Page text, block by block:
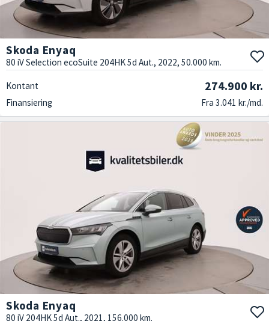
Skoda Enyaq
80 iV Selection ecoSuite 204HK 5d Aut., 2022, 50.000 km.
Kontant 274.900 kr.
Finansiering Fra 3.041 kr./md.
Skoda Enyaq
80 iV 204HK 5d Aut., 2021, 156.000 km.